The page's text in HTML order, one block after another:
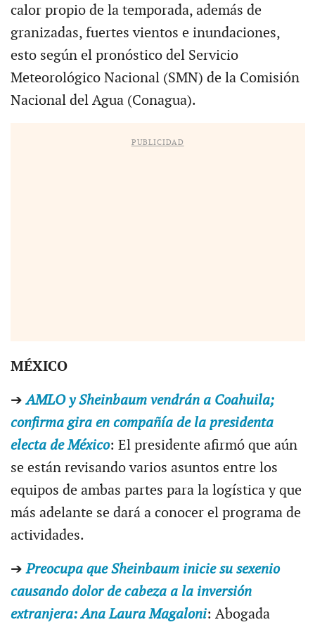
calor propio de la temporada, además de
granizadas, fuertes vientos e inundaciones,
esto según el pronóstico del Servicio
Meteorológico Nacional (SMN) de la Comisión
Nacional del Agua (Conagua).
PUBLICIDAD
MÉXICO
➔AMLO y Sheinbaum vendrán a Coahuila;
confirma gira en compañía de la presidenta
electa de México: El presidente afirmó que aún
se están revisando varios asuntos entre los
equipos de ambas partes para la logística y que
más adelante se dará a conocer el programa de
actividades.
➔Preocupa que Sheinbaum inicie su sexenio
causando dolor de cabeza a la inversión
extranjera: Ana Laura Magaloni: Abogada